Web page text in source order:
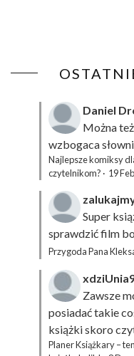
Daniel
Można
wzbogaca
Najlepsze komiksy
czytelnikom? · 19
Super
sprawdzić film
Przygoda Pana
Zawsze
posiadać takie
książki skoro
Planer Książkary –